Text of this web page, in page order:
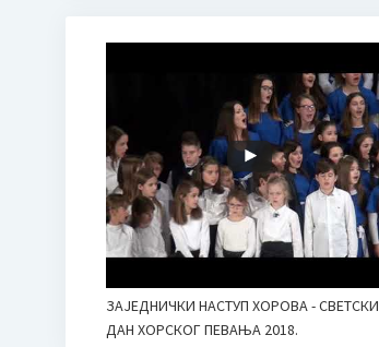
ЗАЈЕДНИЧКИ НАСТУП ХОРОВА - СВЕТСКИ
ДАН ХОРСКОГ ПЕВАЊА 2018.